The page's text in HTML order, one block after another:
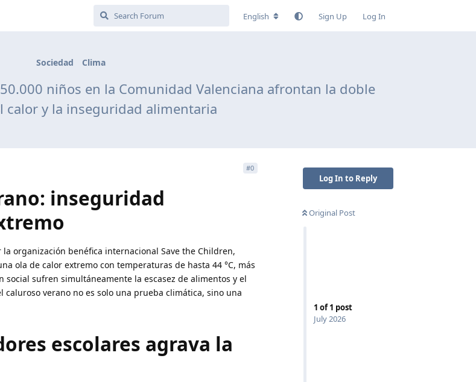
English Sign Up Log In
Sociedad Clima
niños en la Comunidad Valenciana afrontan la doble
calor y la inseguridad alimentaria
Log In to Reply
Original Post
1 of1 post
July 2026
#0
inseguridad
organización benéfica internacional Save the Children,
ola de calor extremo con temperaturas de hasta 44 °C, más
social sufren simultáneamente la escasez de alimentos y el
verano no es solo una prueba climática, sino una
escolares agrava la